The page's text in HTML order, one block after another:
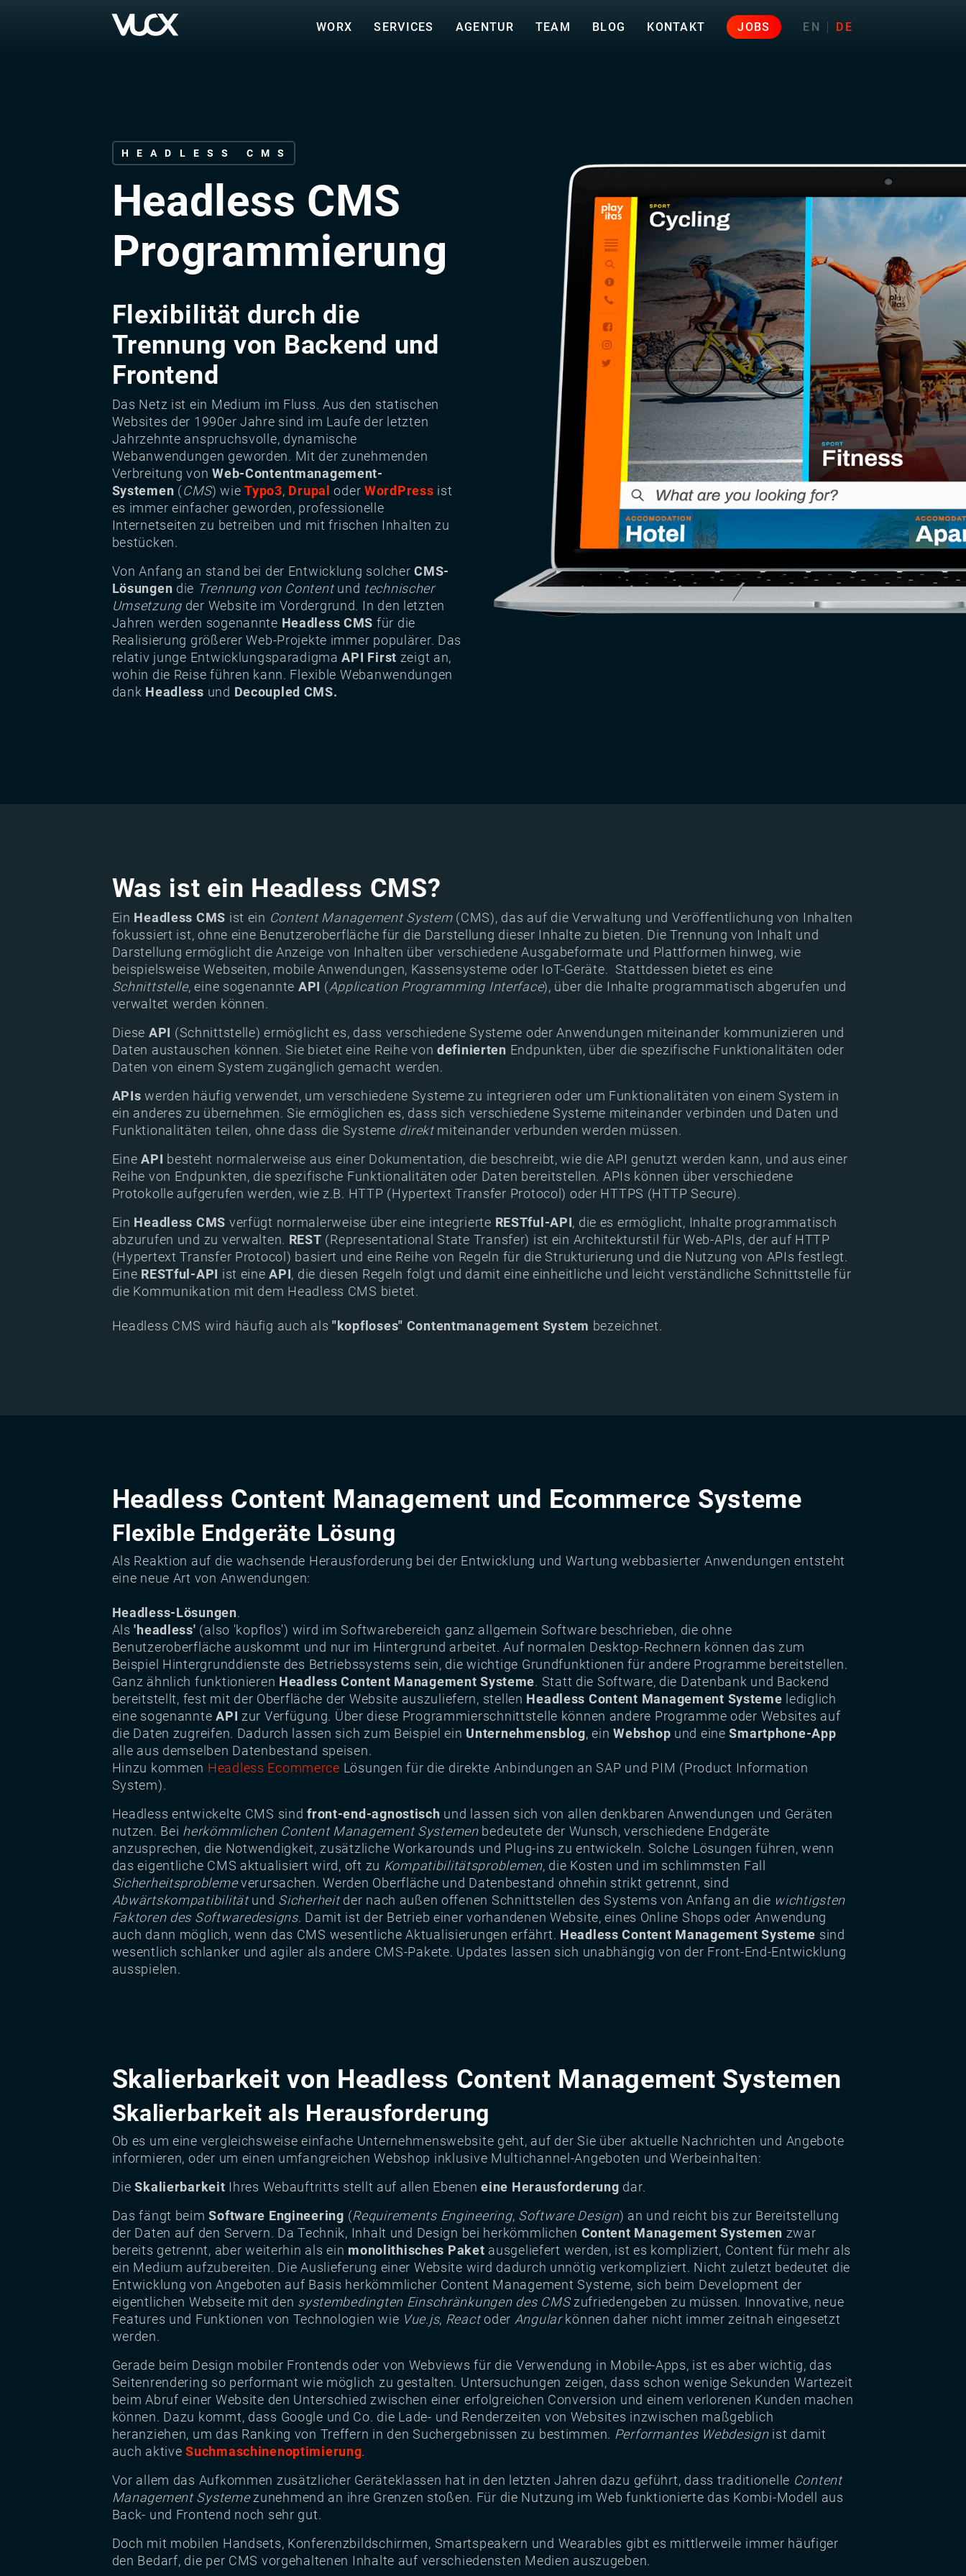
WORX SERVICES AGENTUR TEAM BLOG KONTAKT JOBS EN DE
HEADLESS CMS
Headless CMS
Programmierung
Flexibilität durch die
Trennung von Backend und
Frontend
Das Netz ist ein Medium im Fluss. Aus den statischen
Websites der 1990er Jahre sind im Laufe der letzten
Jahrzehnte anspruchsvolle, dynamische
Webanwendungen geworden. Mit der zunehmenden
Verbreitung vonWeb-Contentmanagement-
Systemen (CMS) wieTypo3, Drupal oder WordPress ist
es immer einfacher geworden, professionelle
Internetseiten zu betreiben und mit frischen Inhalten zu
bestücken.
Von Anfang an stand bei der Entwicklung solcherCMS-
Lösungen die Trennung von Contentund technischer
Umsetzung der Website im Vordergrund. In den letzten
Jahren werden sogenannte Headless CMS für die
Realisierung größerer Web-Projekte immer populärer. Das
relativ junge EntwicklungsparadigmaAPI First zeigt an,
wohin die Reise führen kann. Flexible Webanwendungen
dank Headless und Decoupled CMS.
Was ist ein Headless CMS?
Ein Headless CMS ist ein Content Management System(CMS), das auf die Verwaltung und Veröffentlichung von Inhalten
fokussiert ist, ohne eine Benutzeroberfläche für die Darstellung dieser Inhalte zu bieten. Die Trennung von Inhalt und
Darstellung ermöglicht die Anzeige von Inhalten über verschiedene Ausgabeformate und Plattformen hinweg, wie
beispielsweise Webseiten, mobile Anwendungen, Kassensysteme oder IoT-Geräte. Stattdessen bietet es eine
Schnittstelle, eine sogenannte API (Application Programming Interface), über die Inhalte programmatisch abgerufen und
verwaltet werden können.
Diese API (Schnittstelle) ermöglicht es, dass verschiedene Systeme oder Anwendungen miteinander kommunizieren und
Daten austauschen können. Sie bietet eine Reihe vondefinierten Endpunkten, über die spezifische Funktionalitäten oder
Daten von einem System zugänglich gemacht werden.
APIs werden häufig verwendet, um verschiedene Systeme zu integrieren oder um Funktionalitäten von einem System in
ein anderes zu übernehmen. Sie ermöglichen es, dass sich verschiedene Systeme miteinander verbinden und Daten und
Funktionalitäten teilen, ohne dass die Systeme direktmiteinander verbunden werden müssen.
EineAPI besteht normalerweise aus einer Dokumentation, die beschreibt, wie die API genutzt werden kann, und aus einer
Reihe von Endpunkten, die spezifische Funktionalitäten oder Daten bereitstellen. APIs können über verschiedene
Protokolle aufgerufen werden, wie z.B. HTTP (Hypertext Transfer Protocol) oder HTTPS (HTTP Secure).
Ein Headless CMS verfügt normalerweise über eine integrierte RESTful-API, die es ermöglicht, Inhalte programmatisch
abzurufen und zu verwalten. REST (Representational State Transfer) ist ein Architekturstil für Web-APIs, der auf HTTP
(Hypertext Transfer Protocol) basiert und eine Reihe von Regeln für die Strukturierung und die Nutzung von APIs festlegt.
Eine RESTful-API ist eineAPI, die diesen Regeln folgt und damit eine einheitliche und leicht verständliche Schnittstelle für
die Kommunikation mit dem Headless CMS bietet.
Headless CMS wird häufig auch als"kopfloses" Contentmanagement System bezeichnet.
Headless Content Management und Ecommerce Systeme
Flexible Endgeräte Lösung
Als Reaktion auf die wachsende Herausforderung bei der Entwicklung und Wartung webbasierter Anwendungen entsteht
eine neue Art von Anwendungen:
Headless-Lösungen.
Als'headless' (also 'kopflos') wird im Softwarebereich ganz allgemein Software beschrieben, die ohne
Benutzeroberfläche auskommt und nur im Hintergrund arbeitet. Auf normalen Desktop-Rechnern können das zum
Beispiel Hintergrunddienste des Betriebssystems sein, die wichtige Grundfunktionen für andere Programme bereitstellen.
Ganz ähnlich funktionieren Headless Content Management Systeme. Statt die Software, die Datenbank und Backend
bereitstellt, fest mit der Oberfläche der Website auszuliefern, stellen Headless Content Management Systeme lediglich
eine sogenannteAPI zur Verfügung. Über diese Programmierschnittstelle können andere Programme oder Websites auf
die Daten zugreifen. Dadurch lassen sich zum Beispiel ein Unternehmensblog, einWebshop und eineSmartphone-App
alle aus demselben Datenbestand speisen.
Hinzu kommen Headless Ecommerce Lösungen für die direkte Anbindungen an SAP und PIM (Product Information
System).
Headless entwickelte CMS sindfront-end-agnostisch und lassen sich von allen denkbaren Anwendungen und Geräten
nutzen. Bei herkömmlichen Content Management Systemenbedeutete der Wunsch, verschiedene Endgeräte
anzusprechen, die Notwendigkeit, zusätzliche Workarounds und Plug-ins zu entwickeln. Solche Lösungen führen, wenn
das eigentliche CMS aktualisiert wird, oft zu Kompatibilitätsproblemen, die Kosten und im schlimmsten Fall
Sicherheitsproblemeverursachen. Werden Oberfläche und Datenbestand ohnehin strikt getrennt, sind
Abwärtskompatibilitätund Sicherheitder nach außen offenen Schnittstellen des Systems von Anfang an die wichtigsten
Faktoren des Softwaredesigns. Damit ist der Betrieb einer vorhandenen Website, eines Online Shops oder Anwendung
auch dann möglich, wenn das CMS wesentliche Aktualisierungen erfährt. Headless Content Management Systeme sind
wesentlich schlanker und agiler als andere CMS-Pakete. Updates lassen sich unabhängig von der Front-End-Entwicklung
ausspielen.
Skalierbarkeit von Headless Content Management Systemen
Skalierbarkeit als Herausforderung
Ob es um eine vergleichsweise einfache Unternehmenswebsite geht, auf der Sie über aktuelle Nachrichten und Angebote
informieren, oder um einen umfangreichen Webshop inklusive Multichannel-Angeboten und Werbeinhalten:
DieSkalierbarkeit Ihres Webauftritts stellt auf allen Ebeneneine Herausforderung dar.
Das fängt beimSoftware Engineering (Requirements Engineering, Software Design) an und reicht bis zur Bereitstellung
der Daten auf den Servern. Da Technik, Inhalt und Design bei herkömmlichen Content Management Systemen zwar
bereits getrennt, aber weiterhin als ein monolithisches Paket ausgeliefert werden, ist es kompliziert, Content für mehr als
ein Medium aufzubereiten. Die Auslieferung einer Website wird dadurch unnötig verkompliziert. Nicht zuletzt bedeutet die
Entwicklung von Angeboten auf Basis herkömmlicher Content Management Systeme, sich beim Development der
eigentlichen Webseite mit den systembedingten Einschränkungen des CMSzufriedengeben zu müssen. Innovative, neue
Features und Funktionen von Technologien wie Vue.js, Reactoder Angularkönnen daher nicht immer zeitnah eingesetzt
werden.
Gerade beim Design mobiler Frontends oder von Webviews für die Verwendung in Mobile-Apps, ist es aber wichtig, das
Seitenrendering so performant wie möglich zu gestalten. Untersuchungen zeigen, dass schon wenige Sekunden Wartezeit
beim Abruf einer Website den Unterschied zwischen einer erfolgreichen Conversion und einem verlorenen Kunden machen
können. Dazu kommt, dass Google und Co. die Lade- und Renderzeiten von Websites inzwischen maßgeblich
heranziehen, um das Ranking von Treffern in den Suchergebnissen zu bestimmen. Performantes Webdesignist damit
auch aktiveSuchmaschinenoptimierung.
Vor allem das Aufkommen zusätzlicher Geräteklassen hat in den letzten Jahren dazu geführt, dass traditionelle Content
Management Systemezunehmend an ihre Grenzen stoßen. Für die Nutzung im Web funktionierte das Kombi-Modell aus
Back- und Frontend noch sehr gut.
Doch mit mobilen Handsets, Konferenzbildschirmen, Smartspeakern und Wearables gibt es mittlerweile immer häufiger
den Bedarf, die per CMS vorgehaltenen Inhalte auf verschiedensten Medien auszugeben.